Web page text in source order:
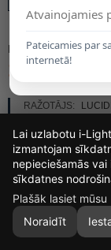
MODELIS:27883/11/
127.00€
RAŽOTĀJS:
Atvainojamies
Pateicamies par
internetā!
15
DIENAS
Lai uzlabotu i-
izmantojam
nepieciešamās
sīkdatnes
Plašāk lasiet mūsu
Noraidīt